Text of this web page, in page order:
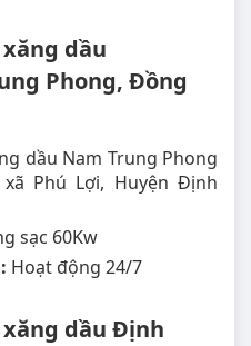
dầu
Phong, Đồng
dầu Nam Trung Phong
Phú Lợi, Huyện Định
sạc 60Kw
Hoạt động 24/7
xăng dầu Định